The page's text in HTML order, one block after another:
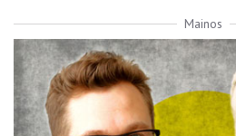
Mainos